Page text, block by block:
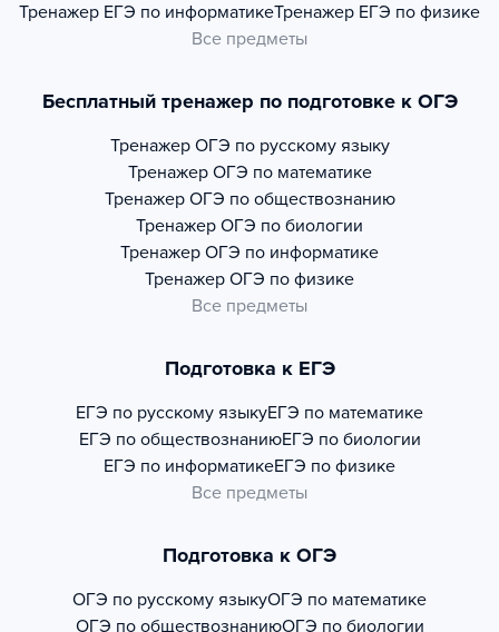
Тренажер ЕГЭ по информатикеТренажер ЕГЭ по физике
Все предметы
Бесплатный тренажер по подготовке к ОГЭ
Тренажер ОГЭ по русскому языку
Тренажер ОГЭ по математике
Тренажер ОГЭ по обществознанию
Тренажер ОГЭ по биологии
Тренажер ОГЭ по информатике
Тренажер ОГЭ по физике
Все предметы
Подготовка к ЕГЭ
ЕГЭ по русскому языкуЕГЭ по математике
ЕГЭ по обществознаниюЕГЭ по биологии
ЕГЭ по информатикеЕГЭ по физике
Все предметы
Подготовка к ОГЭ
ОГЭ по русскому языкуОГЭ по математике
ОГЭ по обществознаниюОГЭ по биологии